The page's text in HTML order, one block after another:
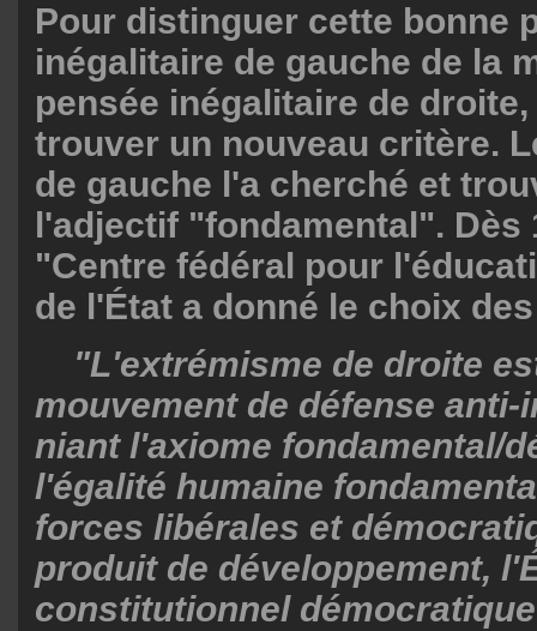
Pour distinguer cette bonne
inégalitaire de gauche de la
pensée inégalitaire de
trouver un nouveau critère.
de gauche l'a cherché et
l'adjectif "fondamental". Dès
"Centre fédéral pour
de l'État a donné le choix
"L'extrémisme de droite
mouvement de défense
niant l'axiome fondamental/
l'égalité humaine
forces libérales et
produit de développement,
constitutionnel